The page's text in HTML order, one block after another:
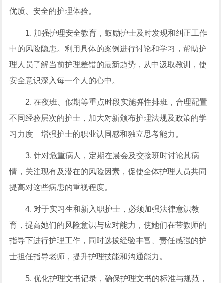
优质、安全的护理体验。
1. 加强护理安全教育，鼓励护士及时发现和纠正工作
中的风险隐患。利用具体的案例进行讨论和学习，帮助护
理人员了解当前护理差错的最新趋势，从中汲取教训，使
安全意识深入每一个人的心中。
2. 在夜班、假期等重点时段实施弹性排班，合理配置
不同经验层次的护士，加大对新颁布护理法规及政策的学
习力度，增强护士的职业认同感和独立思考能力。
3. 针对危重病人，定期在晨会及交接班时讨论其病
情，关注现有及潜在的风险因素，促使全体护理人员共同
提高对这些病患的重视程度。
4. 对于实习生和新入职护士，必须加强法律意识教
育，提高她们的风险意识与应对能力，使她们在带教师的
指导下进行护理工作，同时选拔经验丰富、责任感强的护
士担任指导老师，提升护理技能和沟通能力。
5. 优化护理文书记录，确保护理文书的标准与规范，